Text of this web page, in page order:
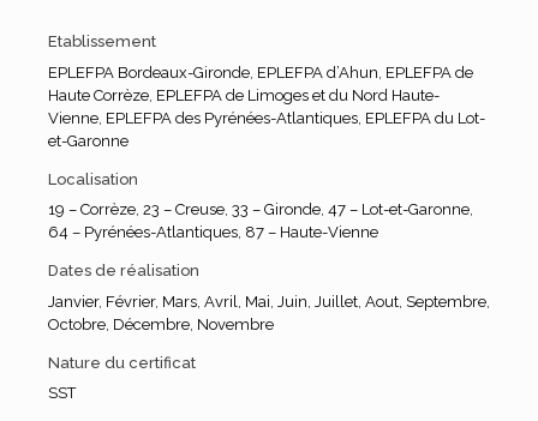
Etablissement
EPLEFPA Bordeaux-Gironde, EPLEFPA d’Ahun EPLEFPA de
Haute Corrèze, EPLEFPA de Limoges et du Nord Haute-
Vienne, EPLEFPA des Pyrénées-Atlantiques, EPLEFPA du Lot-
et-Garonne
Localisation
19 – Corrèze, 23 – Creuse, 33 – Gironde, 47 – Lot-et-Garonne,
64 – Pyrénées-Atlantiques, 87 – Haute-Vienne
Dates de réalisation
Janvier, Février, Mars, Avril Mai Juin Juillet, Aout, Septembre,
Octobre, Décembre, Novembre
Nature du certificat
SST